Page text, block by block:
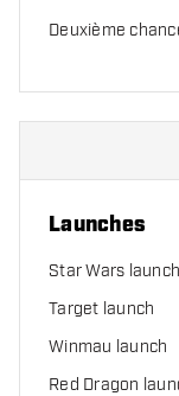
Deuxième
Launches
Star Wars launch
Target launch
Winmau launch
Red Dragon